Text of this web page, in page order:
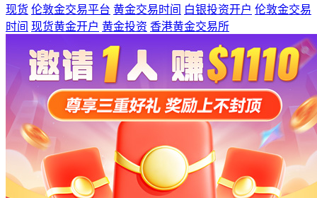
现货 伦敦金交易平台 黄金交易时间 白银投资开户 伦敦金交易
时间 现货黄金开户 黄金投资 香港黄金交易所